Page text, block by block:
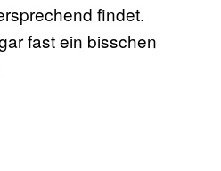
findet.
fast ein bisschen